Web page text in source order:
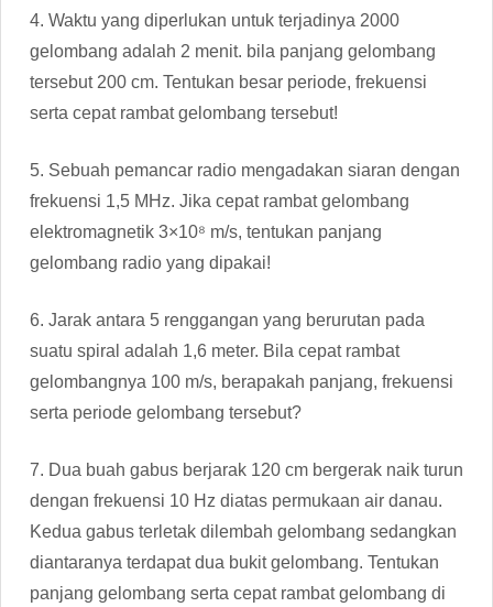
4. Waktu yang diperlukan untuk terjadinya 2000
gelombang adalah 2 menit. bila panjang gelombang
tersebut 200 cm. Tentukan besar periode, frekuensi
serta cepat rambat gelombang tersebut!
5. Sebuah pemancar radio mengadakan siaran dengan
frekuensi 1,5 MHz. Jika cepat rambat gelombang
elektromagnetik 3×10⁸ m/s, tentukan panjang
gelombang radio yang dipakai!
6. Jarak antara 5 renggangan yang berurutan pada
suatu spiral adalah 1,6 meter. Bila cepat rambat
gelombangnya 100 m/s, berapakah panjang, frekuensi
serta periode gelombang tersebut?
7. Dua buah gabus berjarak 120 cm bergerak naik turun
dengan frekuensi 10 Hz diatas permukaan air danau.
Kedua gabus terletak dilembah gelombang sedangkan
diantaranya terdapat dua bukit gelombang. Tentukan
panjang gelombang serta cepat rambat gelombang di